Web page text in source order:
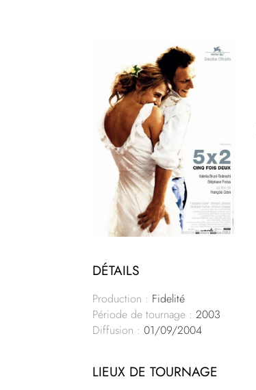
DÉTAILS
Production : Fidelité
Période de tournage : 2003
Diffusion : 01/09/2004
LIEUX DE TOURNAGE